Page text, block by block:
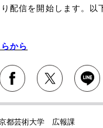
配信を開始します。以
から
都芸術大学 広報課